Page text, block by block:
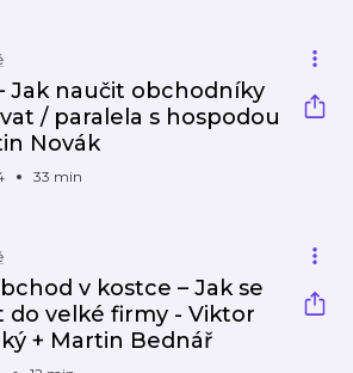
Jak naučit obchodníky
/ paralela s hospodou
Novák
33 min
v kostce – Jak se
do velké firmy - Viktor
+ Martin Bednář